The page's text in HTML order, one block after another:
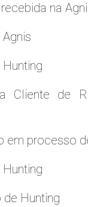
na
Cliente de
em processo
Hunting